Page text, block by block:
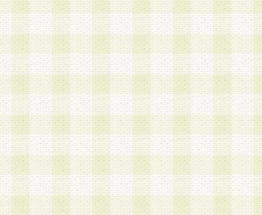
第4条 ログインIDおよびパスワードの管理
1.会員は、会員登録後、本サイト内にて本サービ
加する際には、前条に基づき当社から付与された
スワードを使用するものとします。
2.登録の際に当社が付与したログインIDおよびパ
の使用に関しては、全て会員本人がその責任を負
3.会員は、当社から付与されたログインIDおよび
貸与、名義変更、売買その他形態を問わず第三者
ならないものとします。
4.当社は、会員によるログインIDおよびパスワー
盗用など第三者の利用に伴う損害の発生について
き事由の有無、その他原因の如何を問わず、一切